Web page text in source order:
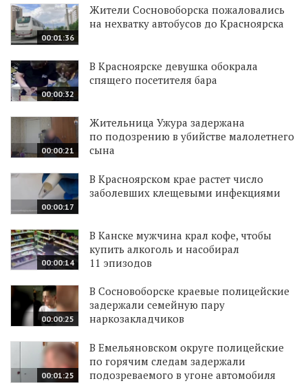
00:01:36
Жители Сосновоборска пожаловались
на нехватку автобусов до Красноярска
00:00:32
В Красноярске девушка обокрала
спящего посетителя бара
00:00:21
Жительница Ужура задержана
по подозрению в убийстве малолетнего
сына
00:00:17
В Красноярском крае растет число
заболевших клещевыми инфекциями
00:00:14
В Канске мужчина крал кофе, чтобы
купить алкоголь и насобирал
11 эпизодов
00:00:25
В Сосновоборске краевые полицейские
задержали семейную пару
наркозакладчиков
00:01:25
В Емельяновском округе полицейские
по горячим следам задержали
подозреваемого в угоне автомобиля